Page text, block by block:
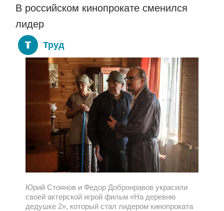
В российском кинопрокате сменился
лидер
Труд
Юрий Стоянов и Федор Добронравов украсили
своей актерской игрой фильм «На деревню
дедушке 2», который стал лидером кинопроката